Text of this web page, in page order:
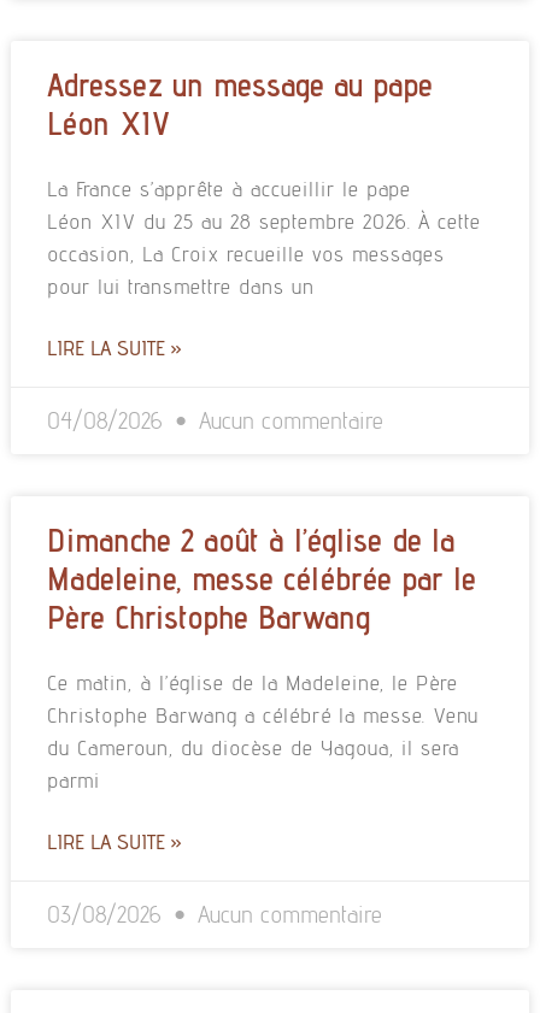
Adressez un message au pape
Léon XIV
La France s’apprête à accueillir le pape
Léon XIV du 25 au 28 septembre 2026. À cette
occasion, La Croix recueille vos messages
pour lui transmettre dans un
LIRE LA SUITE »
04/08/2026 Aucun commentaire
Dimanche 2 août à l’église de la
Madeleine, messe célébrée par le
Père Christophe Barwang
Ce matin, à l’église de la Madeleine, le Père
Christophe Barwang a célébré la messe. Venu
du Cameroun, du diocèse de Yagoua, il sera
parmi
LIRE LA SUITE »
03/08/2026 Aucun commentaire